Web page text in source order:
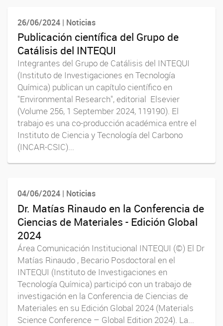
26/06/2024 | Noticias
Publicación científica del Grupo de
Catálisis del INTEQUI
Integrantes del Grupo de Catálisis del INTEQUI
(Instituto de Investigaciones en Tecnología
Química) publican un capítulo científico en
"Environmental Research", editorial Elsevier
(Volume 256, 1 September 2024, 119190). El
trabajo es una co-producción académica entre el
Instituto de Ciencia y Tecnología del Carbono
(INCAR-CSIC)...
04/06/2024 | Noticias
Dr. Matías Rinaudo en la Conferencia de
Ciencias de Materiales - Edición Global
2024
Área Comunicación Institucional INTEQUI (©) El Dr
Matías Rinaudo , Becario Posdoctoral en el
INTEQUI (Instituto de Investigaciones en
Tecnología Química) participó con un trabajo de
investigación en la Conferencia de Ciencias de
Materiales en su Edición Global 2024 (Materials
Science Conference – Global Edition 2024). La...